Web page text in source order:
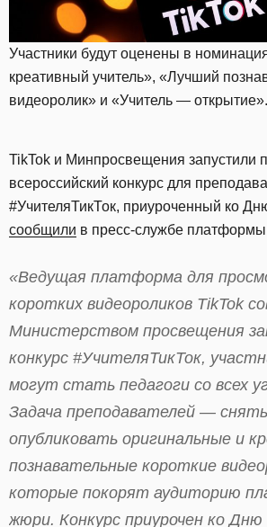
Участники будут оценены в
креативный учитель», «Лучший
видеоролик» и «Учитель — открытие».
TikTok и Минпросвещения запустили
всероссийский конкурс для
#УчителяТикТок, приуроченный ко
сообщили в пресс-службе платформы
«Ведущая платформа для
коротких видеороликов TikTok
Министерством просвещения
конкурс #УчителяТикТок,
могут стать педагоги со всех
Задача преподавателей —
опубликовать оригинальные и
познавательные короткие
которые покорят аудиторию
жюри. Конкурс приурочен ко Дню